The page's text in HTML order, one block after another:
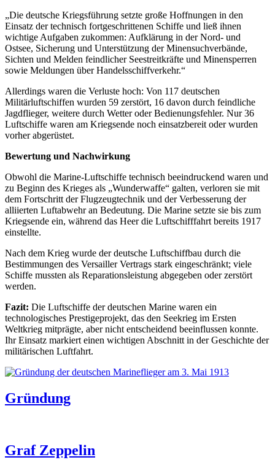
„Die deutsche Kriegsführung setzte große Hoffnungen in den
Einsatz der technisch fortgeschrittenen Schiffe und ließ ihnen
wichtige Aufgaben zukommen: Aufklärung in der Nord- und
Ostsee, Sicherung und Unterstützung der Minensuchverbände,
Sichten und Melden feindlicher Seestreitkräfte und Minensperren
sowie Meldungen über Handelsschiffverkehr.“
Allerdings waren die Verluste hoch: Von 117 deutschen
Militärluftschiffen wurden 59 zerstört, 16 davon durch feindliche
Jagdflieger, weitere durch Wetter oder Bedienungsfehler. Nur 36
Luftschiffe waren am Kriegsende noch einsatzbereit oder wurden
vorher abgerüstet.
Bewertung und Nachwirkung
Obwohl die Marine-Luftschiffe technisch beeindruckend waren und
zu Beginn des Krieges als „Wunderwaffe“ galten, verloren sie mit
dem Fortschritt der Flugzeugtechnik und der Verbesserung der
alliierten Luftabwehr an Bedeutung. Die Marine setzte sie bis zum
Kriegsende ein, während das Heer die Luftschifffahrt bereits 1917
einstellte.
Nach dem Krieg wurde der deutsche Luftschiffbau durch die
Bestimmungen des Versailler Vertrags stark eingeschränkt; viele
Schiffe mussten als Reparationsleistung abgegeben oder zerstört
werden.
Fazit: Die Luftschiffe der deutschen Marine waren ein
technologisches Prestigeprojekt, das den Seekrieg im Ersten
Weltkrieg mitprägte, aber nicht entscheidend beeinflussen konnte.
Ihr Einsatz markiert einen wichtigen Abschnitt in der Geschichte der
militärischen Luftfahrt.
Gründung
Graf Zeppelin